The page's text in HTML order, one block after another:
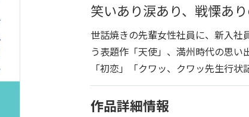
笑いあり涙あり、戦慄あ
世話焼きの先輩女性社員に、新入社
う表題作「天使」、満州時代の思
「初恋」「クワッ、クワッ先生行状
作品詳細情報